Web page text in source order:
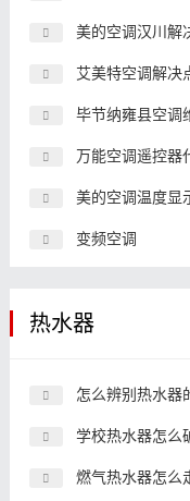
美的空调汉川解
艾美特空调解决
毕节纳雍县空调
万能空调遥控器
美的空调温度显
变频空调
热水器
怎么辨别热水器
学校热水器怎么
燃气热水器怎么